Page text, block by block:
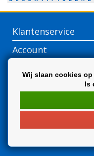
Klantenservice
Account
Wij slaan cookies
Is